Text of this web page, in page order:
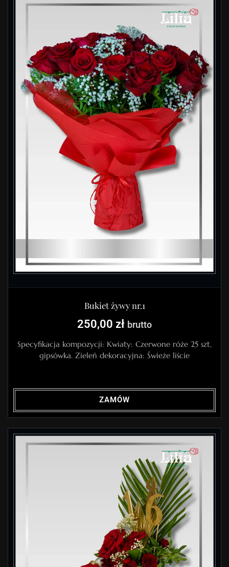
Bukiet żywy nr.1
250,00 zł brutto
Specyfikacja kompozycji: Kwiaty: Czerwone róże 25 szt,
gipsówka. Zieleń dekoracyjna: Świeże liście
ZAMÓW